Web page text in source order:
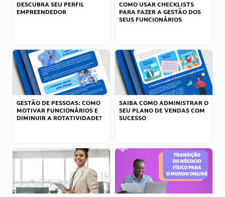
DESCUBRA SEU PERFIL
EMPREENDEDOR
COMO USAR CHECKLISTS
PARA FAZER A GESTÃO DOS
SEUS FUNCIONÁRIOS
GESTÃO DE PESSOAS: COMO
MOTIVAR FUNCIONÁRIOS E
DIMINUIR A ROTATIVIDADE?
SAIBA COMO ADMINISTRAR O
SEU PLANO DE VENDAS COM
SUCESSO